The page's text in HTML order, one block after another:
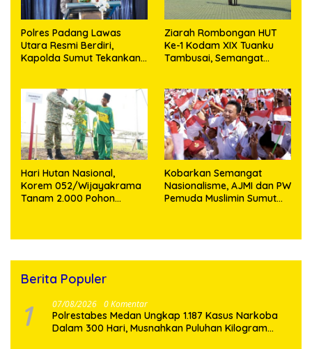
Polres Padang Lawas
Utara Resmi Berdiri,
Kapolda Sumut Tekankan
Ziarah Rombongan HUT
Ke-1 Kodam XIX Tuanku
Tambusai, Semangat
Hari Hutan Nasional,
Korem 052/Wijayakrama
Tanam 2.000 Pohon
Kobarkan Semangat
Nasionalisme, AJMI dan PW
Pemuda Muslimin Sumut
Berita Populer
1 07/08/2026 0 Komentar
Polrestabes Medan Ungkap 1.187 Kasus Narkoba
Dalam 300 Hari, Musnahkan Puluhan Kilogram